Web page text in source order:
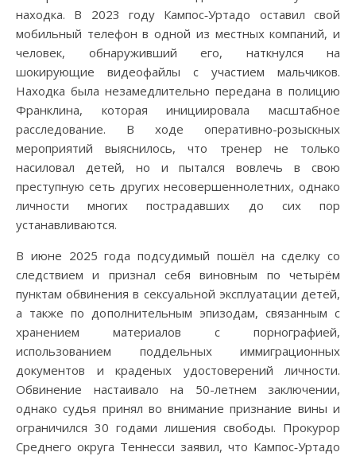
находка. В 2023 году Кампос‑Уртадо оставил свой
мобильный телефон в одной из местных компаний, и
человек, обнаруживший его, наткнулся на
шокирующие видеофайлы с участием мальчиков.
Находка была незамедлительно передана в полицию
Франклина, которая инициировала масштабное
расследование. В ходе оперативно-розыскных
мероприятий выяснилось, что тренер не только
насиловал детей, но и пытался вовлечь в свою
преступную сеть других несовершеннолетних, однако
личности многих пострадавших до сих пор
устанавливаются.
В июне 2025 года подсудимый пошёл на сделку со
следствием и признал себя виновным по четырём
пунктам обвинения в сексуальной эксплуатации детей,
а также по дополнительным эпизодам, связанным с
хранением материалов с порнографией,
использованием поддельных иммиграционных
документов и краденых удостоверений личности.
Обвинение настаивало на 50-летнем заключении,
однако судья принял во внимание признание вины и
ограничился 30 годами лишения свободы. Прокурор
Среднего округа Теннесси заявил, что Кампос‑Уртадо